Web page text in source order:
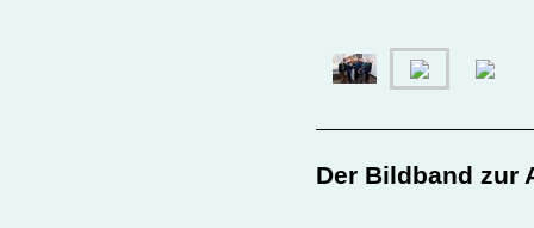
Der Bildband zur